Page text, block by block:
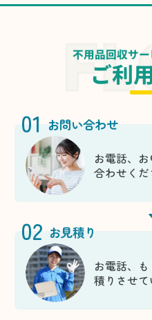
不用品回収サ
ご利
01 お問い合わせ
お電話、
合わせくだ
02 お見積り
お電話、
積りさせて